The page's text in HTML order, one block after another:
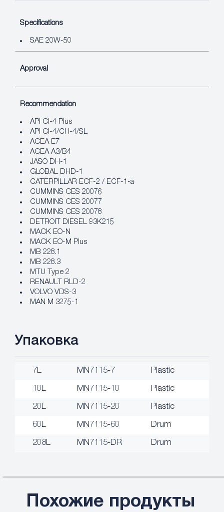
Specifications
SAE 20W-50
Approval
Recommendation
API CI-4 Plus
API CI-4/CH-4/SL
ACEA E7
ACEA A3/B4
JASO DH-1
GLOBAL DHD-1
CATERPILLAR ECF-2 / ECF-1-a
CUMMINS CES 20076
CUMMINS CES 20077
CUMMINS CES 20078
DETROIT DIESEL 93K215
MACK EO-N
MACK EO-M Plus
MB 228.1
MB 228.3
MTU Type 2
RENAULT RLD-2
VOLVO VDS-3
MAN M 3275-1
Упаковка
7L MN7115-7 Plastic
10L MN7115-10 Plastic
20L MN7115-20 Plastic
60L MN7115-60 Drum
208L MN7115-DR Drum
Похожие продукты